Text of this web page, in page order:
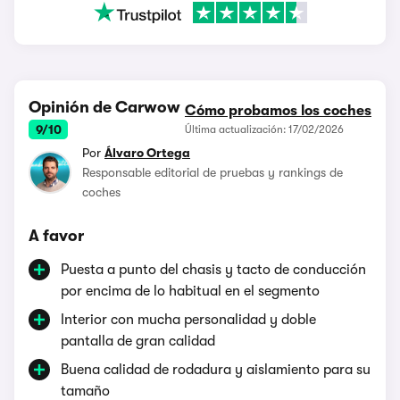
Opinión de Carwow
9/10
Cómo probamos los coches
Última actualización: 17/02/2026
Por Álvaro Ortega
Responsable editorial de pruebas y rankings de
coches
A favor
Puesta a punto del chasis y tacto de conducción
por encima de lo habitual en el segmento
Interior con mucha personalidad y doble
pantalla de gran calidad
Buena calidad de rodadura y aislamiento para su
tamaño